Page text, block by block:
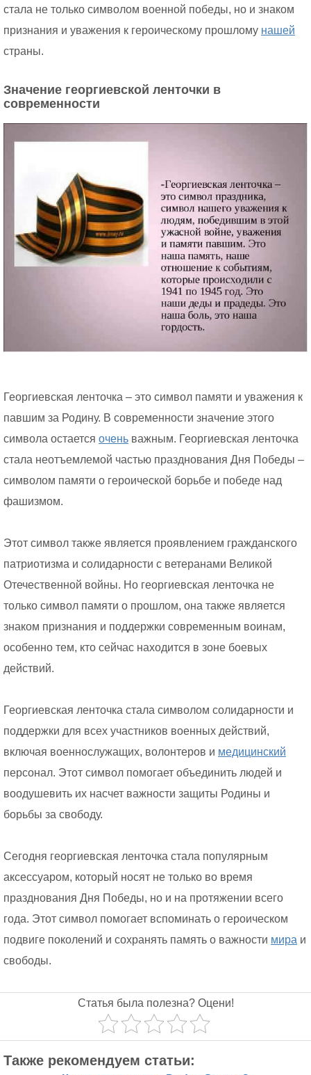
стала не только символом военной победы, но и знаком
признания и уважения к героическому прошлому нашей
страны.
Значение георгиевской ленточки в
современности
Георгиевская ленточка – это символ памяти и уважения к
павшим за Родину. В современности значение этого
символа остается очень важным. Георгиевская ленточка
стала неотъемлемой частью празднования Дня Победы –
символом памяти о героической борьбе и победе над
фашизмом.
Этот символ также является проявлением гражданского
патриотизма и солидарности с ветеранами Великой
Отечественной войны. Но георгиевская ленточка не
только символ памяти о прошлом, она также является
знаком признания и поддержки современным воинам,
особенно тем, кто сейчас находится в зоне боевых
действий.
Георгиевская ленточка стала символом солидарности и
поддержки для всех участников военных действий,
включая военнослужащих, волонтеров и медицинский
персонал. Этот символ помогает объединить людей и
воодушевить их насчет важности защиты Родины и
борьбы за свободу.
Сегодня георгиевская ленточка стала популярным
аксессуаром, который носят не только во время
празднования Дня Победы, но и на протяжении всего
года. Этот символ помогает вспоминать о героическом
подвиге поколений и сохранять память о важности мира и
свободы.
Статья была полезна? Оцени!
Также рекомендуем статьи: